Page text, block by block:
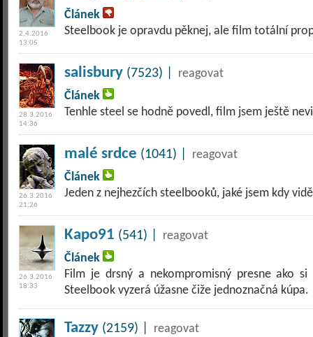
2.4.2016
13:05
Článek
Steelbook je opravdu pěknej, ale film totální
28.3.2016
14:36
salisbury (7523) |
reagovat
Článek
Tenhle steel se hodně povedl, film jsem ještě
26.3.2016
21:26
malé srdce (1041) |
reagovat
Článek
Jeden z nejhezčích steelbooků, jaké jsem kdy
26.3.2016
18:33
Kapo91 (541) |
reagovat
Článek
Film je drsný a nekompromisný presne ako
Steelbook vyzerá úžasne čiže jednoznačná kúpa.
Tazzy (2159) |
reagovat